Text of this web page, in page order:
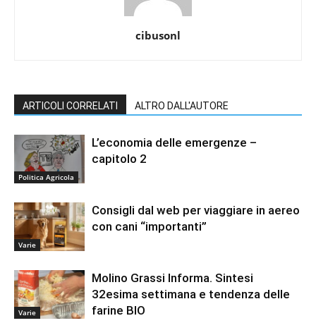
cibusonl
ARTICOLI CORRELATI ALTRO DALL'AUTORE
Politica Agricola
L’economia delle emergenze –
capitolo 2
Varie
Consigli dal web per viaggiare in aereo
con cani “importanti”
Varie
Molino Grassi Informa. Sintesi
32esima settimana e tendenza delle
farine BIO